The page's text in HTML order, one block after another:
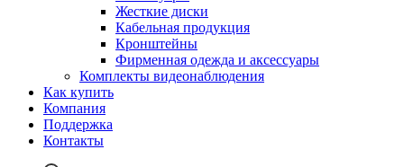
Жесткие диски
Кабельная продукция
Кронштейны
Фирменная одежда и аксессуары
Комплекты видеонаблюдения
Как купить
Компания
Поддержка
Контакты